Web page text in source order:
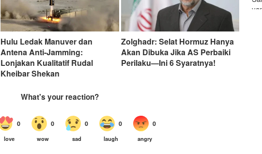
Hulu Ledak Manuver dan
Antena Anti-Jamming:
Lonjakan Kualitatif Rudal
Kheibar Shekan
Zolghadr: Selat Hormuz Hanya
Akan Dibuka Jika AS Perbaiki
Perilaku—Ini 6 Syaratnya!